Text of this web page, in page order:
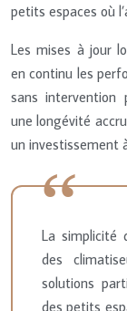
petits espaces où
Les mises à jour
en continu les
sans intervention
une longévité
un investissement
La simplicité
des
solutions
des petits